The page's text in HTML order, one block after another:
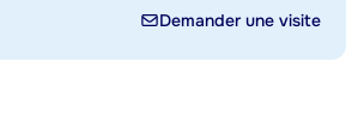
Demander une visite